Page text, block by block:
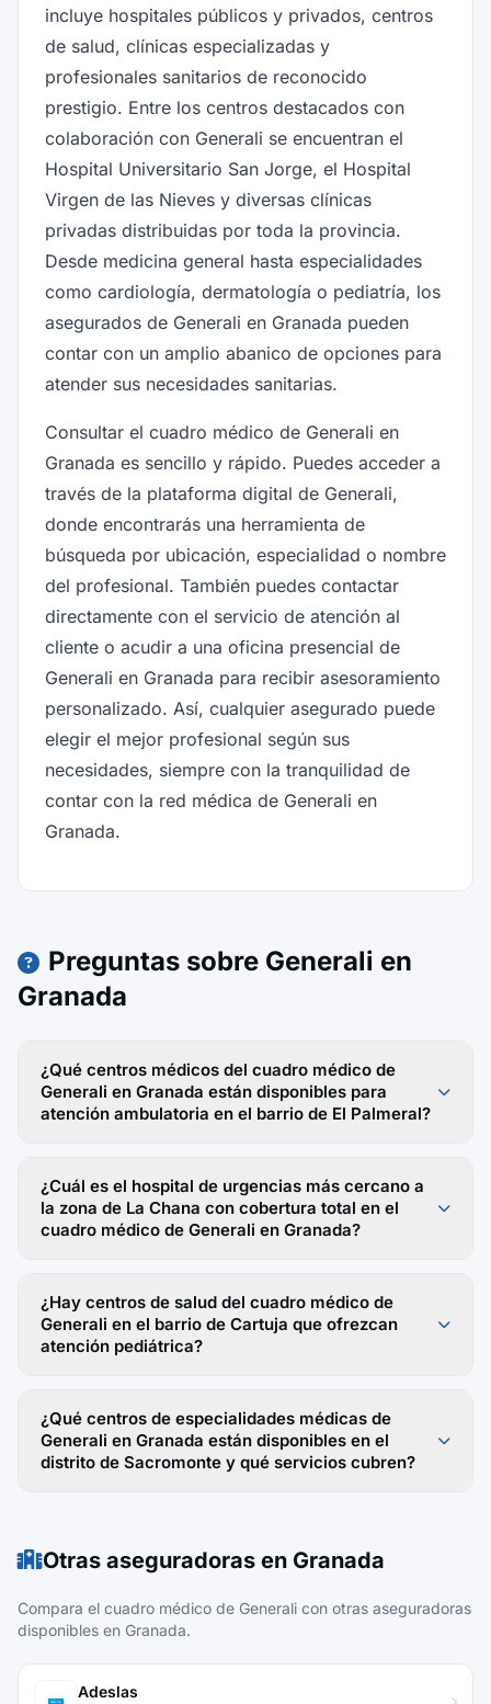
incluye hospitales públicos y privados, centros
de salud, clínicas especializadas y
profesionales sanitarios de reconocido
prestigio. Entre los centros destacados con
colaboración con Generali se encuentran el
Hospital Universitario San Jorge, el Hospital
Virgen de las Nieves y diversas clínicas
privadas distribuidas por toda la provincia.
Desde medicina general hasta especialidades
como cardiología, dermatología o pediatría, los
asegurados de Generali en Granada pueden
contar con un amplio abanico de opciones para
atender sus necesidades sanitarias.
Consultar el cuadro médico de Generali en
Granada es sencillo y rápido. Puedes acceder a
través de la plataforma digital de Generali,
donde encontrarás una herramienta de
búsqueda por ubicación, especialidad o nombre
del profesional. También puedes contactar
directamente con el servicio de atención al
cliente o acudir a una oficina presencial de
Generali en Granada para recibir asesoramiento
personalizado. Así, cualquier asegurado puede
elegir el mejor profesional según sus
necesidades, siempre con la tranquilidad de
contar con la red médica de Generali en
Granada.
Preguntas sobre Generali en
Granada
¿Qué centros médicos del cuadro médico de
Generali en Granada están disponibles para
atención ambulatoria en el barrio de El Palmeral?
¿Cuál es el hospital de urgencias más cercano a
la zona de La Chana con cobertura total en el
cuadro médico de Generali en Granada?
¿Hay centros de salud del cuadro médico de
Generali en el barrio de Cartuja que ofrezcan
atención pediátrica?
¿Qué centros de especialidades médicas de
Generali en Granada están disponibles en el
distrito de Sacromonte y qué servicios cubren?
Otras aseguradoras en Granada
Compara el cuadro médico de Generali con otras aseguradoras
disponibles en Granada.
Adeslas